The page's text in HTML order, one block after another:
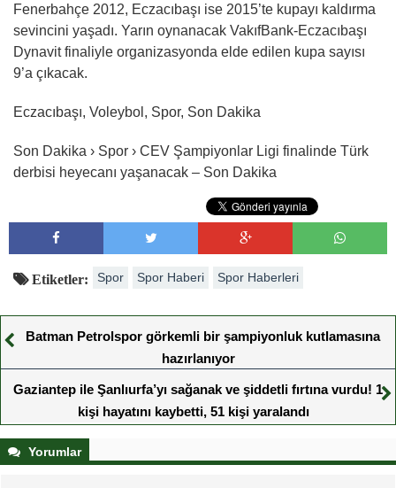
Fenerbahçe 2012, Eczacıbaşı ise 2015’te kupayı kaldırma
sevincini yaşadı. Yarın oynanacak VakıfBank-Eczacıbaşı
Dynavit finaliyle organizasyonda elde edilen kupa sayısı
9’a çıkacak.
Eczacıbaşı, Voleybol, Spor, Son Dakika
Son Dakika › Spor › CEV Şampiyonlar Ligi finalinde Türk
derbisi heyecanı yaşanacak – Son Dakika
Etiketler: Spor Spor Haberi Spor Haberleri
Batman Petrolspor görkemli bir şampiyonluk kutlamasına
hazırlanıyor
Gaziantep ile Şanlıurfa’yı sağanak ve şiddetli fırtına vurdu! 1
kişi hayatını kaybetti, 51 kişi yaralandı
Yorumlar